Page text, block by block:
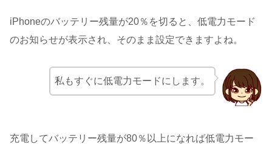
iPhoneのバッテリー残量が20％を切ると、低電力モード
のお知らせが表示され、そのまま設定できますよね。
私もすぐに低電力モードにします。
充電してバッテリー残量が80％以上になれば低電力モー